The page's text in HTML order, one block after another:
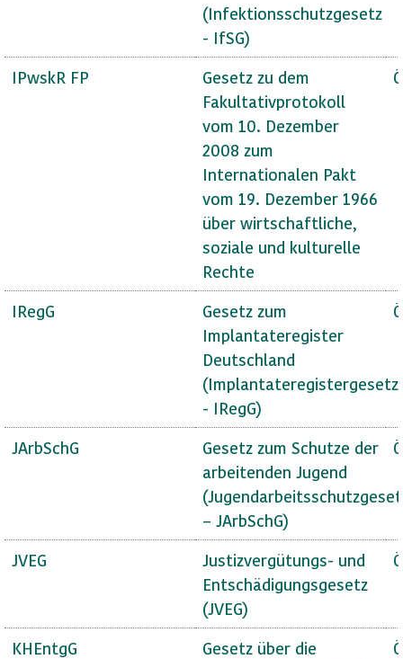
(Infektionsschutzgesetz
- IfSG)
IPwskR FP
Gesetz zu dem
Fakultativprotokoll
vom 10. Dezember
2008 zum
Internationalen Pakt
vom 19. Dezember 1966
über wirtschaftliche,
soziale und kulturelle
Rechte
IRegG
Gesetz zum
Implantateregister
Deutschland
(Implantateregistergesetz
- IRegG)
JArbSchG
Gesetz zum Schutze der
arbeitenden Jugend
– JArbSchG)
JVEG
Justizvergütungs- und
Entschädigungsgesetz
(JVEG)
KHEntgG
Gesetz über die